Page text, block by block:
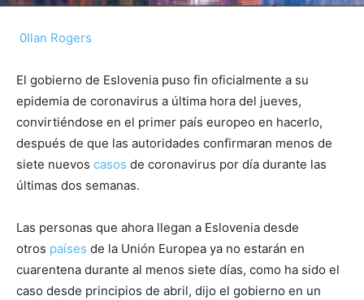
0Ilan Rogers
El gobierno de Eslovenia puso fin oficialmente a su
epidemia de coronavirus a última hora del jueves,
convirtiéndose en el primer país europeo en hacerlo,
después de que las autoridades confirmaran menos de
siete nuevos casos de coronavirus por día durante las
últimas dos semanas.
Las personas que ahora llegan a Eslovenia desde
otros países de la Unión Europea ya no estarán en
cuarentena durante al menos siete días, como ha sido el
caso desde principios de abril, dijo el gobierno en un